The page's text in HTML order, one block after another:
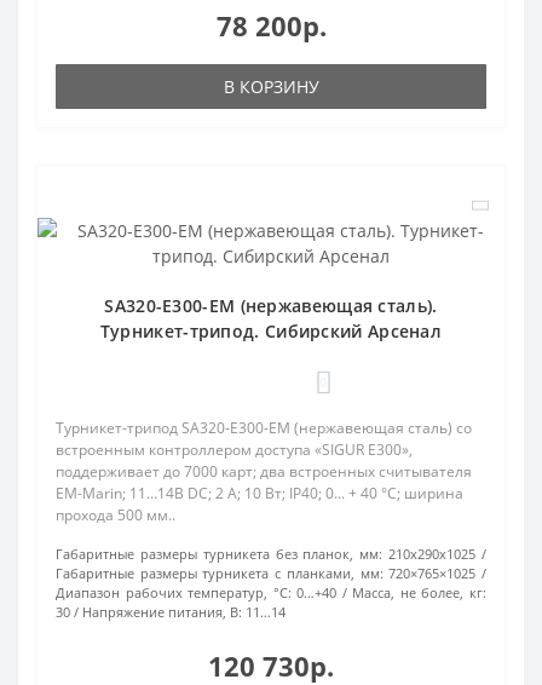
78 200р.
В КОРЗИНУ
SA320-E300-EM (нержавеющая сталь).
Турникет-трипод. Сибирский Арсенал
Турникет-трипод SA320-E300-EM (нержавеющая сталь) со
встроенным контроллером доступа «SIGUR E300»,
поддерживает до 7000 карт; два встроенных считывателя
EM-Marin; 11…14В DC; 2 А; 10 Вт; IP40; 0... + 40 °C; ширина
прохода 500 мм..
Габаритные размеры турникета без планок, мм: 210х290х1025
Габаритные размеры турникета с планками, мм: 720×765×1025
Диапазон рабочих температур, °С: 0…+40
Масса, не более, кг:
30
Напряжение питания, В: 11…14
120 730р.